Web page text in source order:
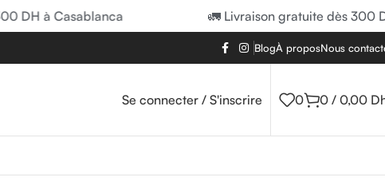
à Casablanca 🚛 Livraison gratuite dès 300 DH
BlogÀ proposNous
Se connecter / S'inscrire 0 0 / 0,00